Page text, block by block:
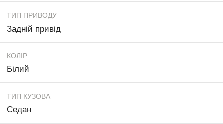
ТИП ПРИВОДУ
Задній привід
КОЛІР
Білий
ТИП КУЗОВА
Седан